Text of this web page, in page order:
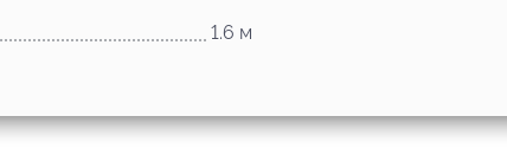
1.6 м